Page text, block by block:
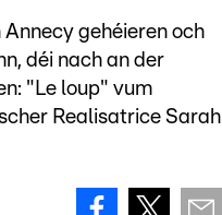
gehéieren och
déi nach an der
"Le loup" vum
Realisatrice Sarah